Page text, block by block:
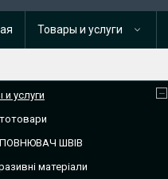
Товары и услуги
услуги
ШВІВ
матеріали